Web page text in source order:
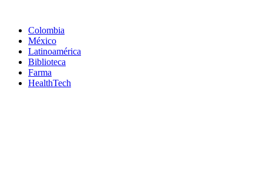
Colombia
México
Latinoamérica
Biblioteca
Farma
HealthTech